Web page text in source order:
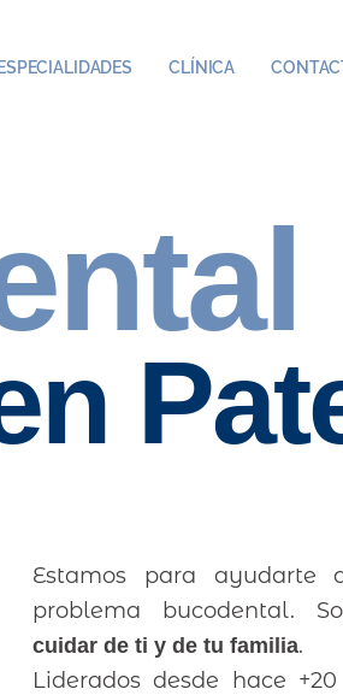
CLÍNICA
Estamos para ayudarte
problema bucodental.
cuidar de ti y de tu familia.
Liderados desde hace